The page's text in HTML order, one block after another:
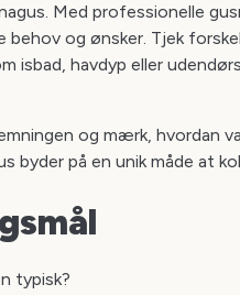
Med professionelle
behov og ønsker. Tjek
havdyp eller
og mærk, hvordan
byder på en unik måde at
typisk?